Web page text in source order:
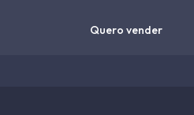
Quero vender